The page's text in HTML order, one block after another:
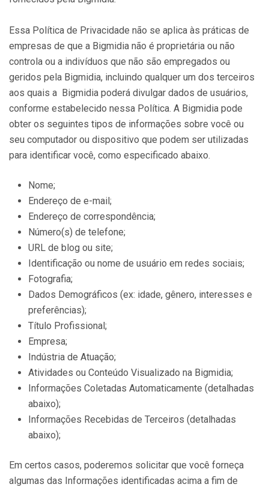
Essa Política de Privacidade não se aplica às práticas de
empresas de que a Bigmidia não é proprietária ou não
controla ou a indivíduos que não são empregados ou
geridos pela Bigmidia, incluindo qualquer um dos terceiros
aos quais a Bigmidia poderá divulgar dados de usuários,
conforme estabelecido nessa Política. A Bigmidia pode
obter os seguintes tipos de informações sobre você ou
seu computador ou dispositivo que podem ser utilizadas
para identificar você, como especificado abaixo.
Nome;
Endereço de e-mail;
Endereço de correspondência;
Número(s) de telefone;
URL de blog ou site;
Identificação ou nome de usuário em redes sociais;
Fotografia;
Dados Demográficos (ex: idade, gênero, interesses e
preferências);
Título Profissional;
Empresa;
Indústria de Atuação;
Atividades ou Conteúdo Visualizado na Bigmidia;
Informações Coletadas Automaticamente (detalhadas
abaixo);
Informações Recebidas de Terceiros (detalhadas
abaixo);
Em certos casos, poderemos solicitar que você forneça
algumas das Informações identificadas acima a fim de